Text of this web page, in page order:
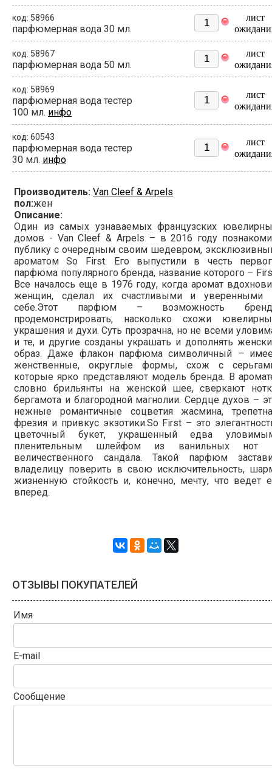
код: 58966
парфюмерная вода 30 мл.
лист
код: 58967
парфюмерная вода 50 мл.
лист
код: 58969
парфюмерная вода тестер
100 мл. инфо
лист
код: 60543
парфюмерная вода тестер
30 мл. инфо
лист
Производитель: Van Cleef & Arpels
пол:жен
Описание:
Один из самых узнаваемых французских
домов - Van Cleef & Arpels – в 2016 году
публику с очередным своим шедевром,
ароматом So First. Его выпустили в честь
парфюма популярного бренда, название которого –
Все началось еще в 1976 году, когда аромат
женщин, сделал их счастливыми и уверенными
себе.Этот парфюм – возможность
продемонстрировать, насколько схожи
украшения и духи. Суть прозрачна, но не всеми
и те, и другие созданы украшать и дополнять
образ. Даже флакон парфюма символичный –
женственные, округлые формы, схож с
которые ярко представляют модель бренда. В
словно брильянты на женской шее, сверкают
бергамота и благородной магнолии. Сердце духов –
нежные романтичные соцветия жасмина,
фрезия и привкус экзотики.So First – это
цветочный букет, украшенный едва
пленительным шлейфом из ванильных нот
величественного сандала. Такой парфюм
владелицу поверить в свою исключительность,
жизненную стойкость и, конечно, мечту, что ведет
вперед.
ОТЗЫВЫ ПОКУПАТЕЛЕЙ
Имя
E-mail
Сообщение